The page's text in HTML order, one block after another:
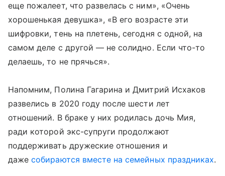
еще пожалеет, что развелась с ним», «Очень
хорошенькая девушка», «В его возрасте эти
шифровки, тень на плетень, сегодня с одной, на
самом деле с другой — не солидно. Если что-то
делаешь, то не прячься».
Напомним, Полина Гагарина и Дмитрий Исхаков
развелись в 2020 году после шести лет
отношений. В браке у них родилась дочь Мия,
ради которой экс-супруги продолжают
поддерживать дружеские отношения и
дажесобираются вместе на семейных праздниках.